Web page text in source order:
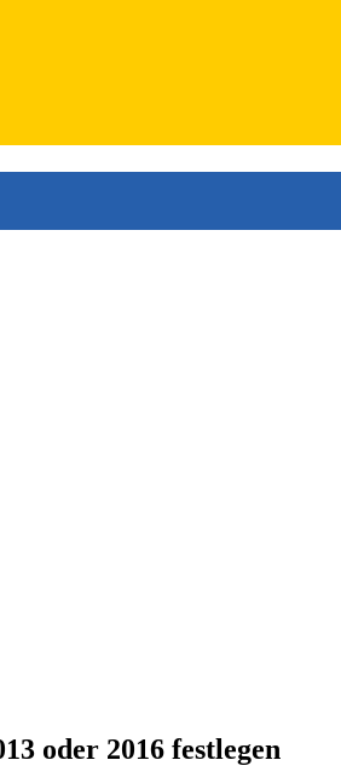
oder 2016 festlegen